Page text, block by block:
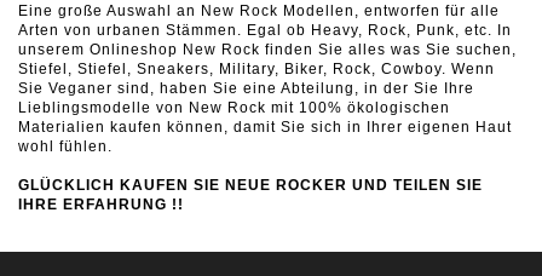
Eine große Auswahl an New Rock Modellen, entworfen für alle
Arten von urbanen Stämmen. Egal ob Heavy, Rock, Punk, etc. In
unserem Onlineshop New Rock finden Sie alles was Sie suchen,
Stiefel, Stiefel, Sneakers, Military, Biker, Rock, Cowboy. Wenn
Sie Veganer sind, haben Sie eine Abteilung, in der Sie Ihre
Lieblingsmodelle von New Rock mit 100% ökologischen
Materialien kaufen können, damit Sie sich in Ihrer eigenen Haut
wohl fühlen.
GLÜCKLICH KAUFEN SIE NEUE ROCKER UND TEILEN SIE
IHRE ERFAHRUNG !!